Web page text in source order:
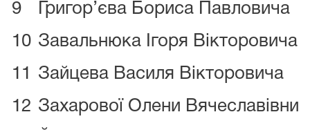
9
Григор’єва Бориса Павловича
10 Завальнюка Ігоря Вікторовича
11
Зайцева Василя Вікторовича
12 Захарової Олени Вячеславівни